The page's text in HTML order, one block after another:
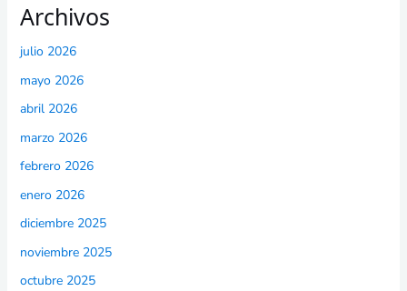
Archivos
julio 2026
mayo 2026
abril 2026
marzo 2026
febrero 2026
enero 2026
diciembre 2025
noviembre 2025
octubre 2025